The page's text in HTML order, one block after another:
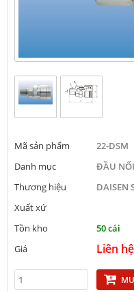
Mã sản phẩm
22-DSM
Danh mục
ĐẦU
Thương hiệu
DAISEN
Xuất xứ
Tồn kho
50 cái
Giá
Liên hệ